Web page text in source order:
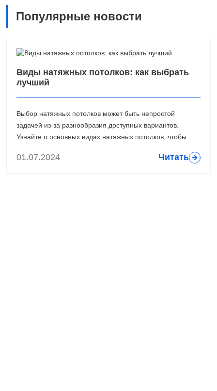
Популярные новости
Виды натяжных потолков: как выбрать
лучший
Выбор натяжных потолков может быть непростой
задачей из-за разнообразия доступных вариантов.
Узнайте о основных видах натяжных потолков, чтобы
01.07.2024 Читать